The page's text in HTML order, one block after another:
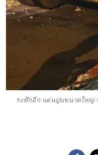
ระทึกอีก แผ่นปูนขนาดใหญ่